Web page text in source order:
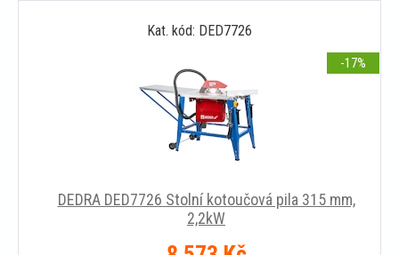
košíku
Kat. kód: DED7726
DEDRA DED7726 Stolní kotoučová pila 315 mm,
2,2kW
-17